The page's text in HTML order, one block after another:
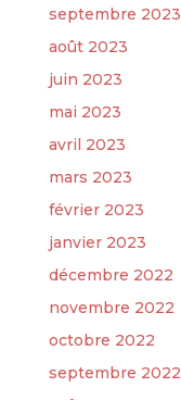
septembre 2023
août 2023
juin 2023
mai 2023
avril 2023
mars 2023
février 2023
janvier 2023
décembre 2022
novembre 2022
octobre 2022
septembre 2022